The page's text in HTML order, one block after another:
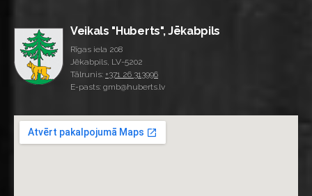
Veikals "Huberts", Jēkabpils
Rīgas iela 208
Jēkabpils, LV-5202
Tālrunis: +371 26 313996
E-pasts: gmb@huberts.lv